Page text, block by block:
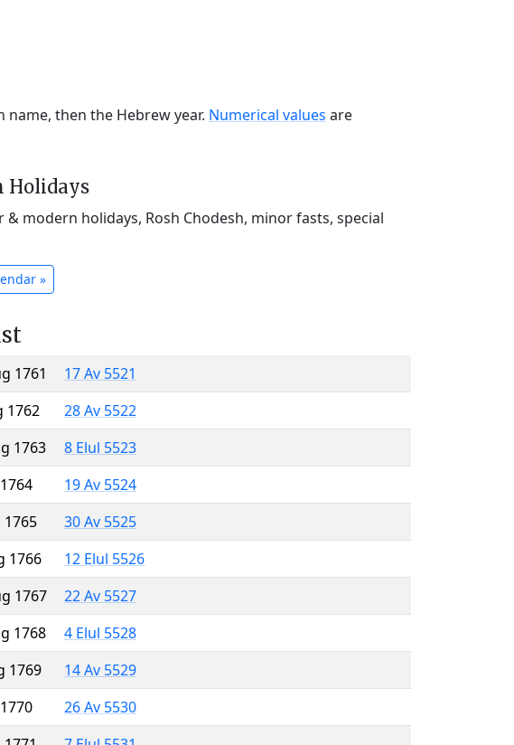
then the Hebrew year. Numerical values are
Holidays
& modern holidays, Rosh Chodesh, minor fasts, special
»
1761
17 Av 5521
1762
28 Av 5522
1763
8 Elul 5523
19 Av 5524
1765
30 Av 5525
1766
12 Elul 5526
1767
22 Av 5527
1768
4 Elul 5528
1769
14 Av 5529
26 Av 5530